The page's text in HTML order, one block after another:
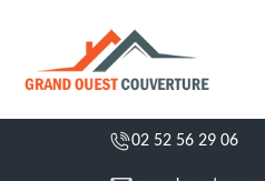
02 52 56 29 06